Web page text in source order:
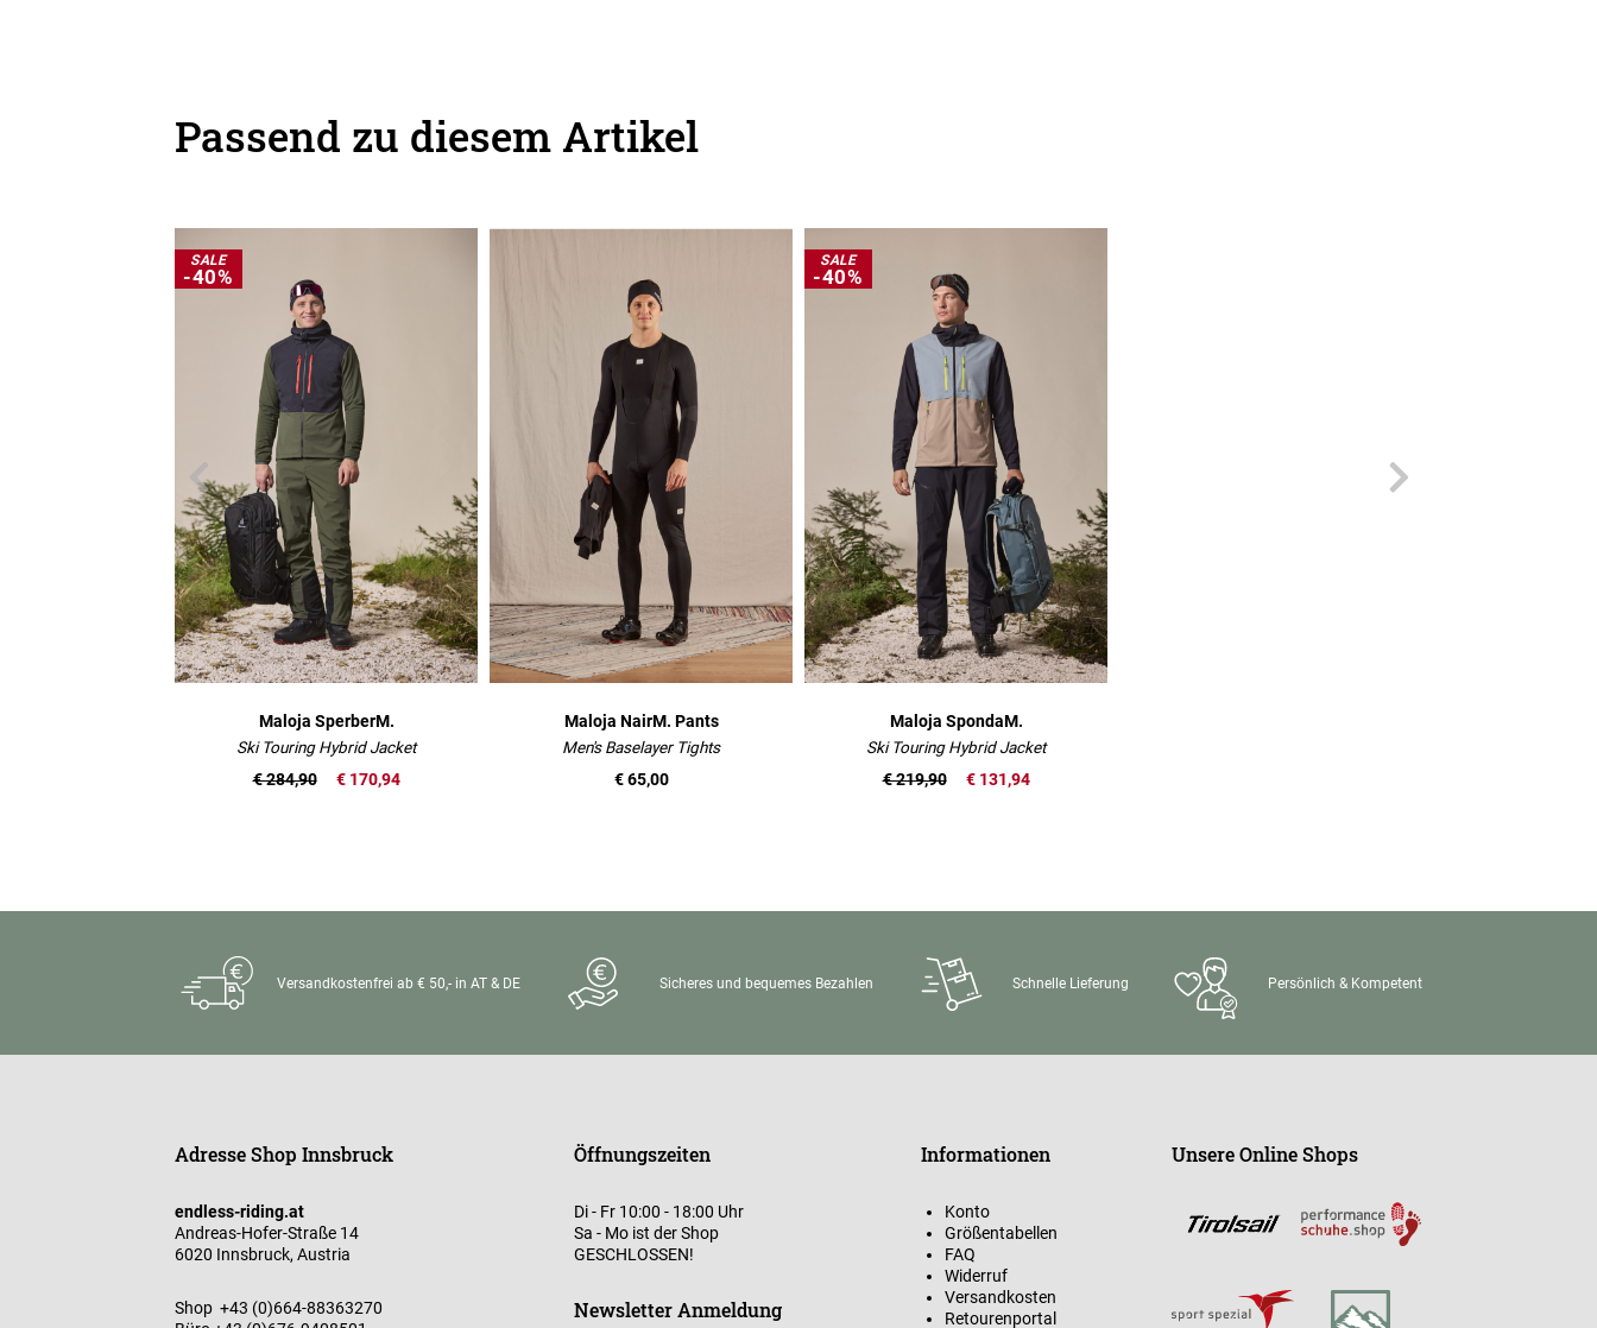
Passend zu diesem Artikel
SALE
-40%
Maloja SperberM.
Ski Touring Hybrid Jacket
€ 170,94
€ 284,90
Maloja NairM. Pants
Men's Baselayer Tights
€ 65,00
SALE
-40%
Maloja SpondaM.
Ski Touring Hybrid Jacket
€ 131,94
€ 219,90
Versandkostenfrei ab € 50,- in AT & DE Sicheres und bequemes Bezahlen Schnelle Lieferung Persönlich & Kompetent
Adresse Shop Innsbruck
endless-riding.at
Andreas-Hofer-Straße 14
6020 Innsbruck, Austria
Shop +43 (0)664-88363270
Öffnungszeiten
Di - Fr 10:00 - 18:00 Uhr
Sa - Mo ist der Shop
GESCHLOSSEN!
Newsletter Anmeldung
Informationen
Konto
Größentabellen
FAQ
Widerruf
Versandkosten
Retourenportal
Unsere Online Shops